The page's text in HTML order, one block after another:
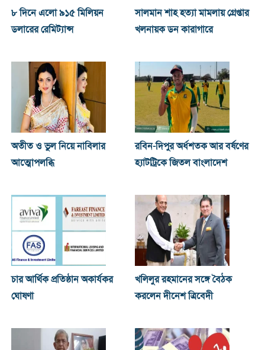
৮ দিনে এলো ৯১৫ মিলিয়ন
ডলারের রেমিট্যান্স
সালমান শাহ হত্যা মামলায় গ্রেপ্তার
খলনায়ক ডন কারাগারে
অতীত ও ভুল নিয়ে নাবিলার
আত্মোপলব্ধি
রবিন-দিপুর অর্ধশতক আর বর্ষণের
হ্যাটট্রিকে জিতল বাংলাদেশ
চার আর্থিক প্রতিষ্ঠান অকার্যকর
ঘোষণা
খ‌লিলুর রহমানের সঙ্গে বৈঠক
করলেন দীনেশ ত্রিবেদী